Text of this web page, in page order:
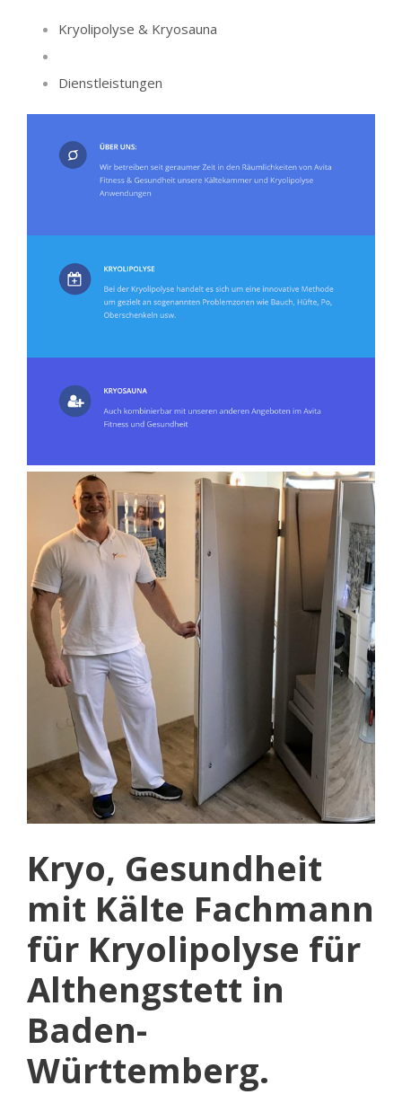
Kryolipolyse & Kryosauna
Dienstleistungen
Kryo, Gesundheit
mit Kälte Fachmann
für Kryolipolyse für
Althengstett in
Baden-
Württemberg.